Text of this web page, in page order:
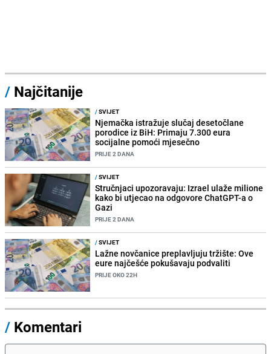
/ Najčitanije
/SVIJET
Njemačka istražuje slučaj desetočlane
porodice iz BiH: Primaju 7.300 eura
socijalne pomoći mjesečno
PRIJE 2 DANA
/SVIJET
Stručnjaci upozoravaju: Izrael ulaže milione
kako bi utjecao na odgovore ChatGPT-a o
Gazi
PRIJE 2 DANA
/SVIJET
Lažne novčanice preplavljuju tržište: Ove
eure najčešće pokušavaju podvaliti
PRIJE OKO 22H
/ Komentari